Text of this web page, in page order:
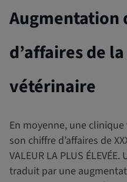
Augmentation
d’affaires de
vétérinaire
En moyenne, une
son chiffre d’affaires de
VALEUR LA PLUS
traduit par une